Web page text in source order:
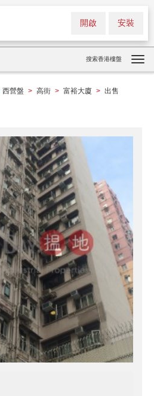
安裝
開啟
搜索香港樓盤
西營盤 > 高街 > 富裕大廈 > 出售